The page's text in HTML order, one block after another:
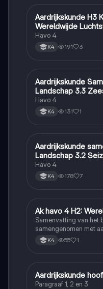
Aardrijkskunde
Aardrijkskunde H3
Wereldwijde
Havo 4
K4 191 3
Aardrijkskunde
Aardrijkskunde
Landschap 3.3
Klimaatgebieden •
Havo 4
K4 131 1
Aardrijkskunde
Aardrijkskunde
Landschap 3.2
Havo 4
K4 178 7
Aardrijkskunde
Ak havo 4 H2:
Samenvatting van het
samengenomen met
K4 55 1
Aardrijkskunde
Aardrijkskunde
Paragraaf 1, 2 en 3